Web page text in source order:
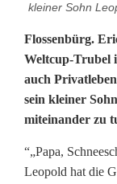
kleiner Sohn
K
o
l
m
Flossenbürg.
Weltcup-Trubel
auch
sein kleiner
miteinander zu
“„Papa,
Leopold hat die